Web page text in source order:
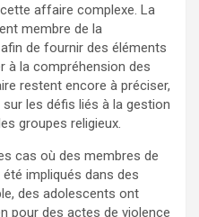
affaire complexe. La
membre de la
de fournir des éléments
à la compréhension des
restent encore à préciser,
les défis liés à la gestion
groupes religieux.
cas où des membres de
impliqués dans des
des adolescents ont
pour des actes de violence